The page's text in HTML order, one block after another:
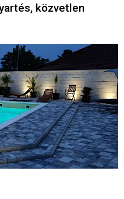
közvetlen